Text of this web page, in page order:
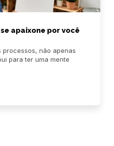
apaixone por você
não apenas
para ter uma mente